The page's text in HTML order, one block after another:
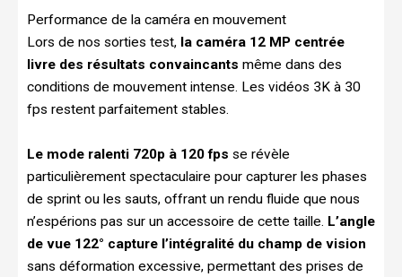
Performance de la caméra en mouvement
Lors de nos sorties test, la caméra 12 MP centrée
livre des résultats convaincants même dans des
conditions de mouvement intense. Les vidéos 3K à 30
fps restent parfaitement stables.
Le mode ralenti 720p à 120 fps se révèle
particulièrement spectaculaire pour capturer les phases
de sprint ou les sauts, offrant un rendu fluide que nous
n’espérions pas sur un accessoire de cette taille. L’angle
de vue 122° capture l’intégralité du champ de vision
sans déformation excessive, permettant des prises de